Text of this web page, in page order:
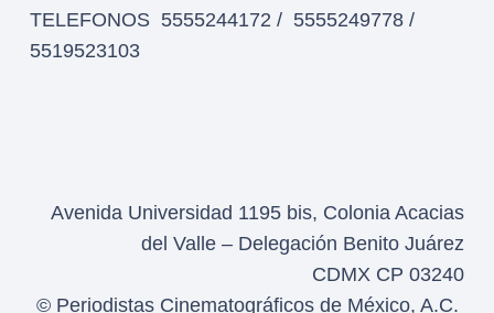
TELEFONOS 5555244172 / 5555249778 /
5519523103
Avenida Universidad 1195 bis, Colonia Acacias
del Valle – Delegación Benito Juárez
CDMX CP 03240
© Periodistas Cinematográficos de México, A.C.